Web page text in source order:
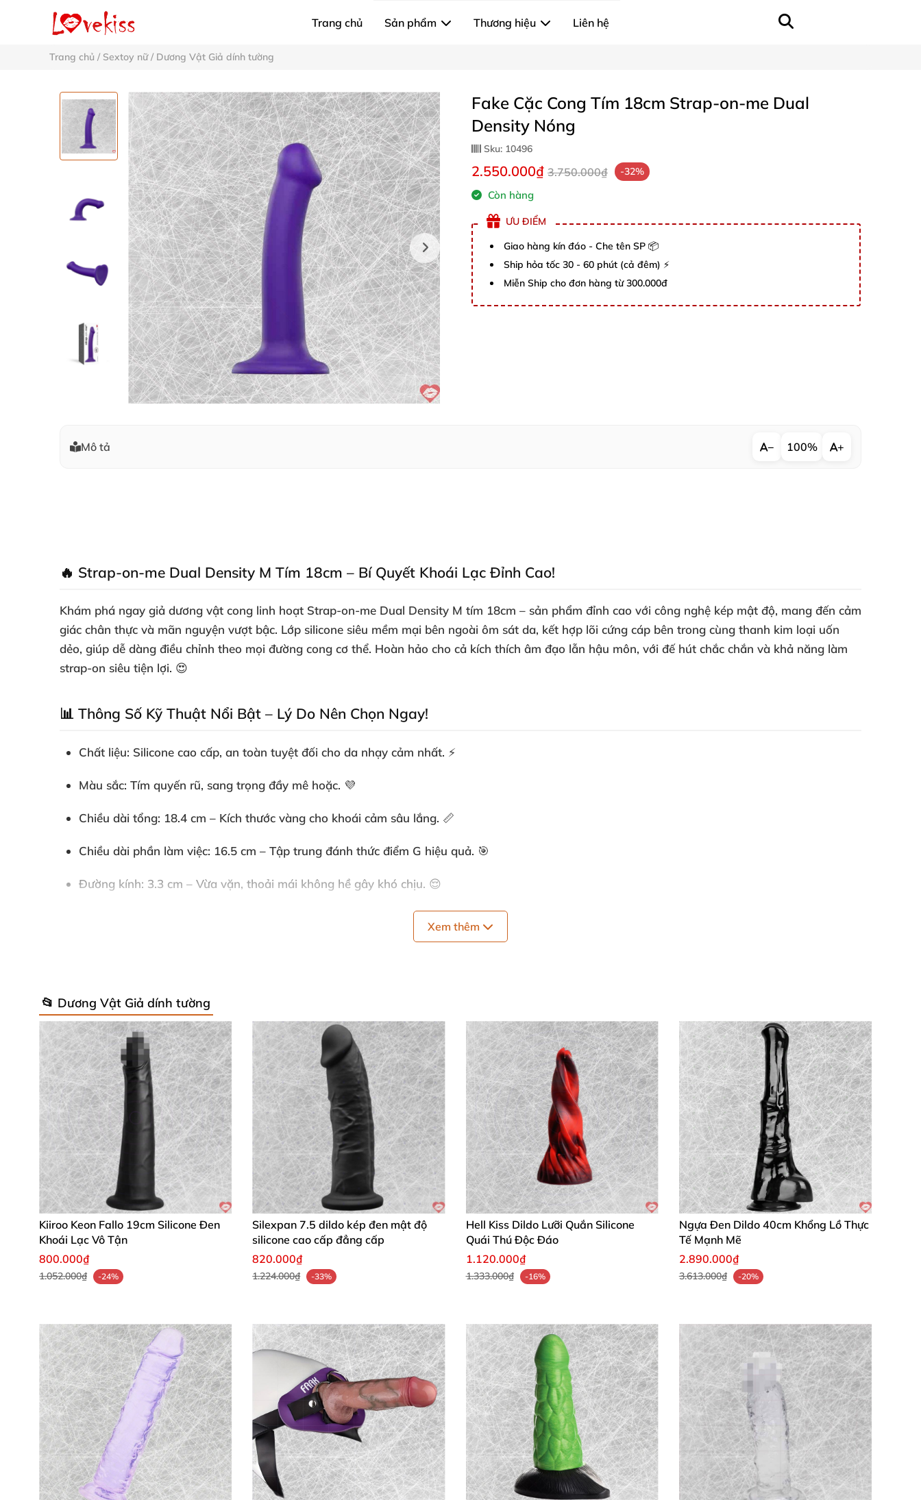
Trang chủ Sản phẩm Thương hiệu Liên hệ
Trang chủ / Sextoy nữ/ Dương Vật Giả dính tường
Fake Cặc Cong Tím 18cm Strap-on-me Dual
Density Nóng
Sku: 10496
2.550.000₫ 3.750.000₫ -32%
Còn hàng
ƯU ĐIỂM
Giao hàng kín đáo - Che tên SP 📦
Ship hỏa tốc 30 - 60 phút (cả đêm) ⚡
Miễn Ship cho đơn hàng từ 300.000đ
Mô tả − 100% +
🔥 Strap-on-me Dual Density M Tím 18cm – Bí Quyết Khoái Lạc Đỉnh Cao!
Khám phá ngay giả dương vật cong linh hoạt Strap-on-me Dual Density M tím 18cm – sản phẩm đỉnh cao với công nghệ kép mật độ, mang đến cảm
giác chân thực và mãn nguyện vượt bậc. Lớp silicone siêu mềm mại bên ngoài ôm sát da, kết hợp lõi cứng cáp bên trong cùng thanh kim loại uốn
dẻo, giúp dễ dàng điều chỉnh theo mọi đường cong cơ thể. Hoàn hảo cho cả kích thích âm đạo lẫn hậu môn, với đế hút chắc chắn và khả năng làm
strap-on siêu tiện lợi. 😍
📊 Thông Số Kỹ Thuật Nổi Bật – Lý Do Nên Chọn Ngay!
Chất liệu: Silicone cao cấp, an toàn tuyệt đối cho da nhạy cảm nhất. ⚡
Màu sắc: Tím quyến rũ, sang trọng đầy mê hoặc. 💜
Chiều dài tổng: 18.4 cm – Kích thước vàng cho khoái cảm sâu lắng. 📏
Chiều dài phần làm việc: 16.5 cm – Tập trung đánh thức điểm G hiệu quả. 🎯
Đường kính: 3.3 cm – Vừa vặn, thoải mái không hề gây khó chịu. 😌
: 201 g – Siêu nhẹ, dễ cầm nắm và di chuyển mọi lúc. ⚖️
Những thông số ấn tượng này biến
Sản phẩm uốn cong tự nhiên, thích ứng hoàn hảo với cơ thể bạn, mang lại trải nghiệm như thật 100%. Lớp ngoài ultra-soft giảm ma sát tối đa, lõi
cứng giữ form chắc chắn – phù hợp newbie lẫn cao thủ. 🌟
✨ Hướng Dẫn Sử Dụng & Chăm Sóc Siêu Dễ Dàng!
Trước khi dùng, rửa sạch bằng nước ấm và xà phòng dịu nhẹ để đảm bảo vệ sinh. Kết hợpdầu bôi trơn gốc nước
tăng khoái lạc, tránh khô rát và bảo
vệ silicone mịn màng. Sau mỗi lần, vệ sinh ngay rồi xịtspray chăm sóc đồ chơi tình dục– giữ sản phẩm bền đẹp lâu dài. Đi kèm túi nhung atlas cao
cấp cùng hướng dẫn chi tiết, chứng nhận an toàn. 🧼
Thuộc dòng hot như phaloimitator hút chân không,đồ chơi kích thích điểm G,strap-on ring,giả cặc màu tím ,đồ chơi adult uốn cong.Đồ chơi tình
dục dual densitynày được blogger yêu thích nhờ độ bền bỉ và khả năng đánh thức đam mê mạnh mẽ. Dễ chuyển thành strap-on với quần lót vòng
đai, đa dạng lựa chọn cho bạn. 🚀
Lan Anh, Hà Nội: "Siêu mềm mại và cong vừa khít, kích thích điểm G tuyệt vời! Dùng thoải mái cả anal mà chất liệu silicone cao cấp không gây
kích ứng chút nào. ❤️"
Minh Tuấn, TP.HCM: "Uốn linh hoạt theo body mình, cảm giác chân thực như có partner thật sự. Đế hút chắc chắn, vệ sinh dễ dàng – mua là hời
nhất từ trước đến nay!"
Hương Giang, Đà Nẵng: "Màu tím đẹp lung linh, trọng lượng nhẹ cầm nắm siêu tiện. Trải nghiệm mãn nguyện nhờ dual density đỉnh cao, dùng
lâu không mất form luôn!"
Xem thêm
📂 Dương Vật Giả dính tường
Kiiroo Keon Fallo 19cm Silicone Đen
Khoái Lạc Vô Tận
800.000₫
1.052.000₫ -24%
Silexpan 7.5 dildo kép đen mật độ
silicone cao cấp đẳng cấp
820.000₫
1.224.000₫ -33%
Hell Kiss Dildo Lưỡi Quắn Silicone
Quái Thú Độc Đáo
1.120.000₫
1.333.000₫ -16%
Ngựa Đen Dildo 40cm Khổng Lồ Thực
Tế Mạnh Mẽ
2.890.000₫
3.613.000₫ -20%